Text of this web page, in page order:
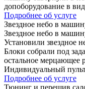
допоборудование в
Подробнее об услуге
Звездное небо в
Звездное небо в
Установили звездное
Блоки собрали под
остальное мерцающее
Индивидуальный
Подробнее об услуге